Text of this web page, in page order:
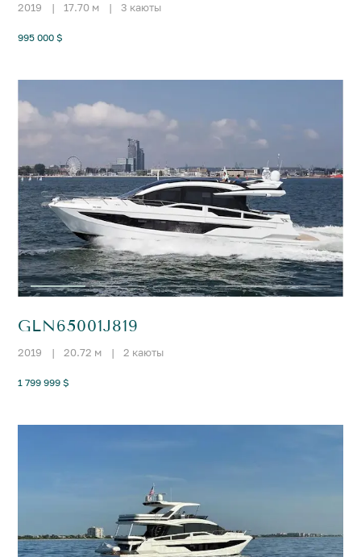
2019 | 17.70 м | 3 каюты
995 000 $
GLN65001J819
2019 | 20.72 м | 2 каюты
1 799 999 $